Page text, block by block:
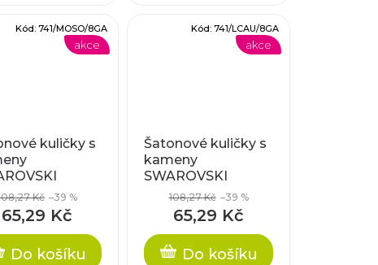
akce
kuličky s
cca
Kč –39 %
65,29 Kč
Do košíku
Kód:741/MOSO/8GA
akce
Šatonové kuličky s
kameny
SWAROVSKI
ELEMENTS, cca
8mm
108,27 Kč –39 %
65,29 Kč
Do košíku
Kód: 741/LCAU/8GA